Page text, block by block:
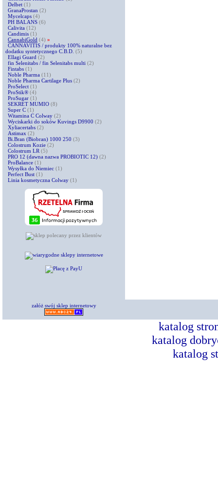
Delbet (1)
GranaProstan (2)
Mycelcaps (4)
PH BALANS (6)
Calivita (12)
Candimis (1)
CannabiGold (4) »
CANNAVITIS / produkty 100% naturalne bez
dodatku syntetycznego C.B.D. (5)
Ellagi Guard (2)
fin Selenitabs / fin Selenitabs multi (2)
Fintabs (1)
Noble Pharma (11)
Noble Pharma Cartilage Plus (2)
ProSelect (1)
ProStik® (4)
ProSugar (1)
SEKRET MUMIO (8)
Super C (1)
Witamina C Colway (2)
Wyciskarki do soków Kuvings D9900 (2)
Xyliacertabs (2)
Astimax (2)
Bi.Bran (Biobran) 1000 250 (3)
Colostrum Kozie (2)
Colostrum LR (5)
PRO 12 (dawna nazwa PROBIOTIC 12) (2)
ProBalance (1)
Wysyłka do Niemiec (1)
Perfect Bust (1)
Linia kosmetyczna Colway (1)
załóż swój sklep internetowy
katalog
katalog
katalog